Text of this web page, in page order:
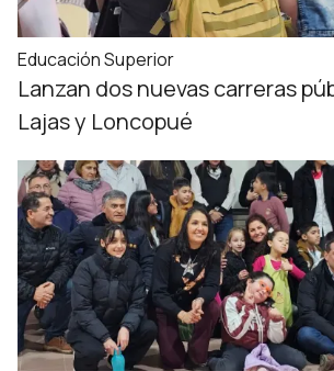
Educación Superior
Lanzan dos nuevas carreras
Lajas y Loncopué